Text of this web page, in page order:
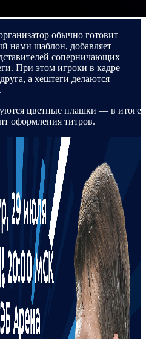
обычно готовит
нами шаблон, добавляет
соперничающих
При этом игроки в кадре
а хештеги делаются
цветные плашки — в итоге
оформления титров.